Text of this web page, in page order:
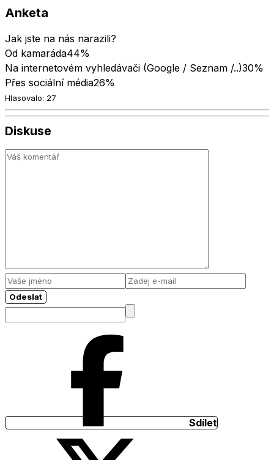
Anketa
Jak jste na nás narazili?
Od kamaráda44%
Na internetovém vyhledávači (Google / Seznam /..)30%
Přes sociální média26%
Hlasovalo: 27
Diskuse
Odeslat
Sdílet